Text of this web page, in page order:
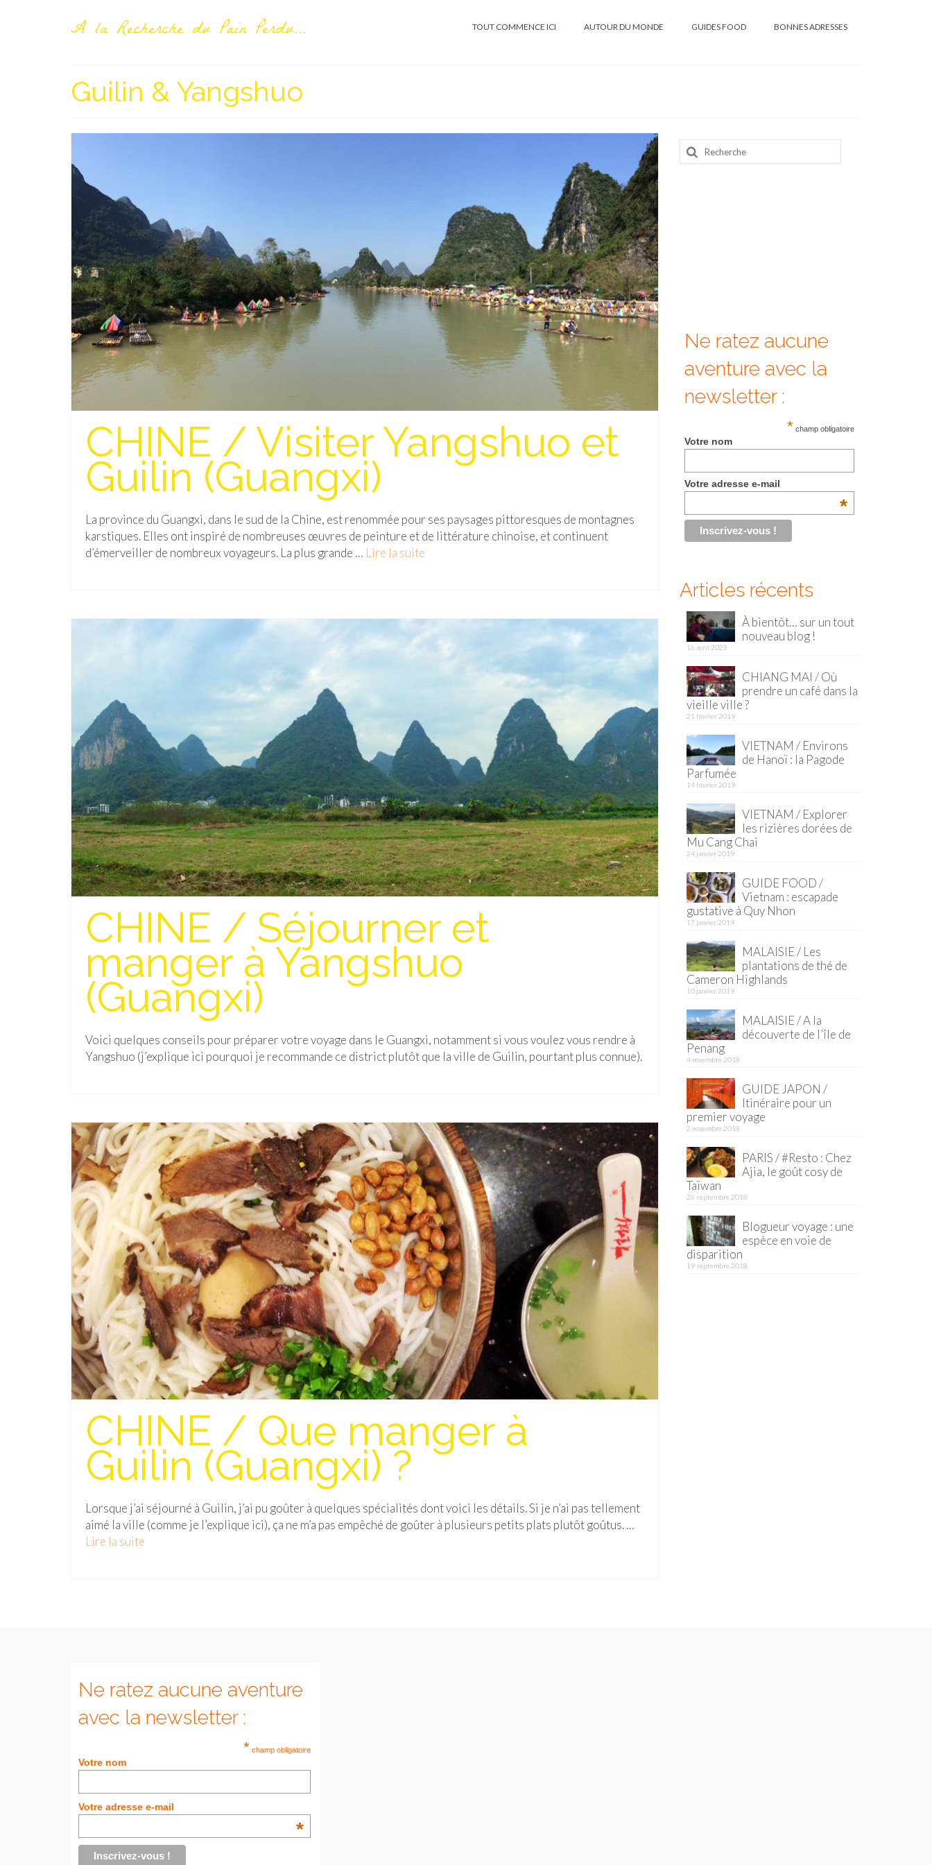
A la Recherche du Pain Perdu... TOUT COMMENCE ICI AUTOUR DU MONDE GUIDES FOOD BONNES ADRESSES
Guilin & Yangshuo
CHINE / Visiter Yangshuo et
Guilin (Guangxi)
La province du Guangxi, dans le sud de la Chine, est renommée pour ses paysages pittoresques de montagnes
karstiques. Elles ont inspiré de nombreuses œuvres de peinture et de littérature chinoise, et continuent
d’émerveiller de nombreux voyageurs. La plus grande … Lire la suite­­
CHINE / Séjourner et
manger à Yangshuo
(Guangxi)
Voici quelques conseils pour préparer votre voyage dans le Guangxi, notamment si vous voulez vous rendre à
Yangshuo (j’explique ici pourquoi je recommande ce district plutôt que la ville de Guilin, pourtant plus connue).
CHINE / Que manger à
Guilin (Guangxi) ?
Lorsque j’ai séjourné à Guilin, j’ai pu goûter à quelques spécialités dont voici les détails. Si je n’ai pas tellement
aimé la ville (comme je l’explique ici), ça ne m’a pas empêché de goûter à plusieurs petits plats plutôt goûtus. …
Lire la suite­­
Rechercher
:
Ne ratez aucune
aventure avec la
newsletter :
* champ obligatoire
Votre nom
Votre adresse e-mail
*
Articles récents
À bientôt… sur un tout
nouveau blog !
16 avril 2023
CHIANG MAI / Où
prendre un café dans la
vieille ville ?
21 février 2019
VIETNAM / Environs
de Hanoï : la Pagode
Parfumée
14 février 2019
VIETNAM / Explorer
les rizières dorées de
Mu Cang Chai
24 janvier 2019
GUIDE FOOD /
Vietnam : escapade
gustative à Quy Nhon
17 janvier 2019
MALAISIE / Les
plantations de thé de
Cameron Highlands
10 janvier 2019
MALAISIE / A la
découverte de l’île de
Penang
4 novembre 2018
GUIDE JAPON /
Itinéraire pour un
premier voyage
2 novembre 2018
PARIS / #Resto : Chez
Ajia, le goût cosy de
Taïwan
26 septembre 2018
Blogueur voyage : une
espèce en voie de
disparition
19 septembre 2018
Ne ratez aucune aventure
avec la newsletter :
* champ obligatoire
Votre nom
Votre adresse e-mail
*